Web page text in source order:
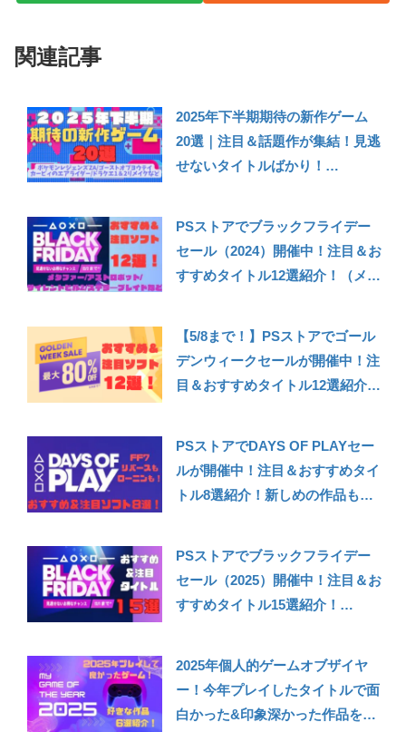
関連記事
2025年下半期期待の新作ゲーム
20選｜注目＆話題作が集結！見逃
せないタイトルばかり！
PSストアでブラックフライデー
セール（2024）開催中！注目＆お
すすめタイトル12選紹介！（メタ
【PS Store】【PS5/PS4】
【5/8まで！】PSストアでゴール
デンウィークセールが開催中！注
目＆おすすめタイトル12選紹介！
PSストアでDAYS OF PLAYセー
ルが開催中！注目＆おすすめタイ
トル8選紹介！新しめの作品もお
【PS Store DAYS OF PLAYセー
ル2024】【PS5/PS4】
PSストアでブラックフライデー
セール（2025）開催中！注目＆お
すすめタイトル15選紹介！
2025年個人的ゲームオブザイヤ
ー！今年プレイしたタイトルで面
白かった&印象深かった作品を6